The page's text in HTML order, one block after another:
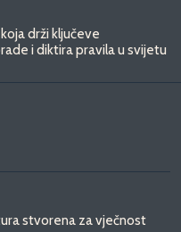
drži ključeve
i diktira pravila u svijetu
stvorena za vječnost